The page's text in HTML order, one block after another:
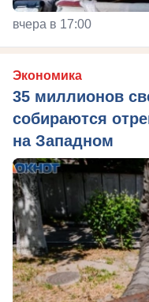
вчера в 17:00
Экономика
35 миллионов
собираются
на Западном